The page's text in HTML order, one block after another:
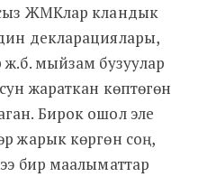
ЖМКлар кландык
декларациялары,
мыйзам бузуулар
жараткан көптөгөн
Бирок ошол эле
жарык көргөн соң,
бир маалыматтар